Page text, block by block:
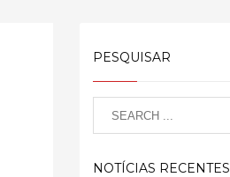
PESQUISAR
NOTÍCIAS RECENTES